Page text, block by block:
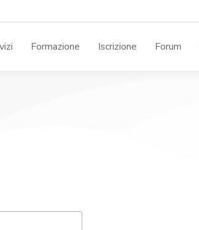
Formazione Iscrizione Forum